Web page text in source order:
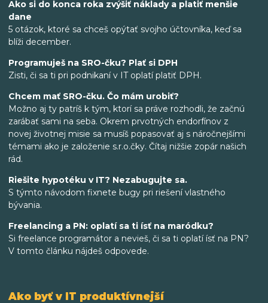
Ako si do konca roka zvýšiť náklady a platiť menšie
dane
5 otázok, ktoré sa chceš opýtať svojho účtovníka, keď sa
blíži december.
Programuješ na SRO-čku? Plať si DPH
Zisti, či sa ti pri podnikaní v IT oplatí platiť DPH.
Chcem mať SRO-čku. Čo mám urobiť?
Možno aj ty patríš k tým, ktorí sa práve rozhodli, že začnú
zarábať sami na seba. Okrem prvotných endorfínov z
novej životnej misie sa musíš popasovať aj s náročnejšími
témami ako je založenie s.r.o.čky. Čítaj nižšie zopár našich
rád.
Riešite hypotéku v IT? Nezabugujte sa.
S týmto návodom fixnete bugy pri riešení vlastného
bývania.
Freelancing a PN: oplatí sa ti ísť na maródku?
Si freelance programátor a nevieš, či sa ti oplatí ísť na PN?
V tomto článku nájdeš odpovede.
Ako byť v IT produktívnejší